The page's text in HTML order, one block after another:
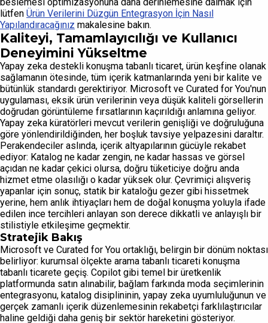
lütfen Ürün Verilerini Düzgün Entegrasyon İçin Nasıl
Yapılandıracağınız makalesine bakın.
Kaliteyi, Tamamlayıcılığı ve Kullanıcı
Deneyimini Yükseltme
Yapay zeka destekli konuşma tabanlı ticaret, ürün keşfine olanak
sağlamanın ötesinde, tüm içerik katmanlarında yeni bir kalite ve
bütünlük standardı gerektiriyor. Microsoft ve Curated for You'nun
uygulaması, eksik ürün verilerinin veya düşük kaliteli görsellerin
doğrudan görüntüleme fırsatlarının kaçırıldığı anlamına geliyor.
Yapay zeka küratörleri mevcut verilerin genişliği ve doğruluğuna
göre yönlendirildiğinden, her boşluk tavsiye yelpazesini daraltır.
Perakendeciler aslında, içerik altyapılarının gücüyle rekabet
ediyor: Katalog ne kadar zengin, ne kadar hassas ve görsel
açıdan ne kadar çekici olursa, doğru tüketiciye doğru anda
hizmet etme olasılığı o kadar yüksek olur. Çevrimiçi alışveriş
yapanlar için sonuç, statik bir kataloğu gezer gibi hissetmek
yerine, hem anlık ihtiyaçları hem de doğal konuşma yoluyla ifade
edilen ince tercihleri anlayan son derece dikkatli ve anlayışlı bir
stilistiyle etkileşime geçmektir.
Stratejik Bakış
Microsoft ve Curated for You ortaklığı, belirgin bir dönüm noktası
belirliyor: kurumsal ölçekte arama tabanlı ticareti konuşma
tabanlı ticarete geçiş. Copilot gibi temel bir üretkenlik
platformunda satın alınabilir, bağlam farkında moda seçimlerinin
entegrasyonu, katalog disiplininin, yapay zeka uyumluluğunun ve
gerçek zamanlı içerik düzenlemesinin rekabetçi farklılaştırıcılar
haline geldiği daha geniş bir sektör hareketini gösteriyor.